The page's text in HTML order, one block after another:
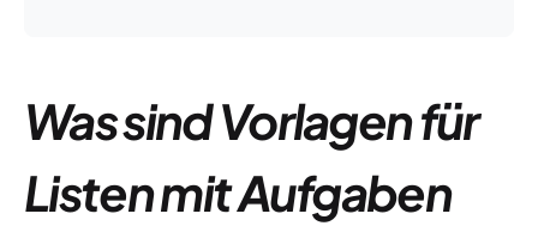
Was sind Vorlagen für
Listen mit Aufgaben